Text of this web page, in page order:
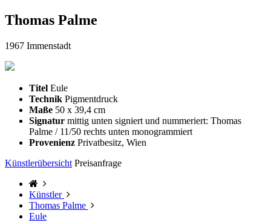
Thomas Palme
1967 Immenstadt
Titel Eule
Technik Pigmentdruck
Maße 50 x 39,4 cm
Signatur mittig unten signiert und nummeriert: Thomas
Palme / 11/50 rechts unten monogrammiert
Provenienz Privatbesitz, Wien
Künstlerübersicht Preisanfrage
Künstler
Thomas Palme
Eule